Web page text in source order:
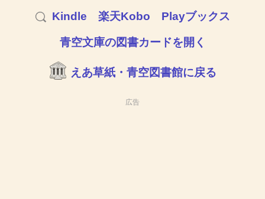
Kindle 楽天Kobo Playブックス
青空文庫の図書カードを開く
えあ草紙・青空図書館に戻る
広告